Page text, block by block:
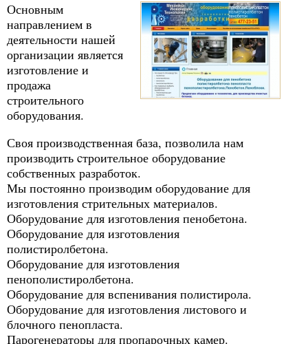
Основным
направлением в
деятельности нашей
организации является
изготовление и
продажа
строительного
оборудования.
Своя производственная база, позволила нам
производить cтроительное оборудование
собственных разработок.
Мы постоянно производим оборудование для
изготовления стрительных материалов.
Оборудование для изготовления пенобетона.
Оборудование для изготовления
полистиролбетона.
Оборудование для изготовления
пенополистиролбетона.
Оборудование для вспенивания полистирола.
Оборудование для изготовления листового и
блочного пенопласта.
Парогенераторы для пропарочных камер.